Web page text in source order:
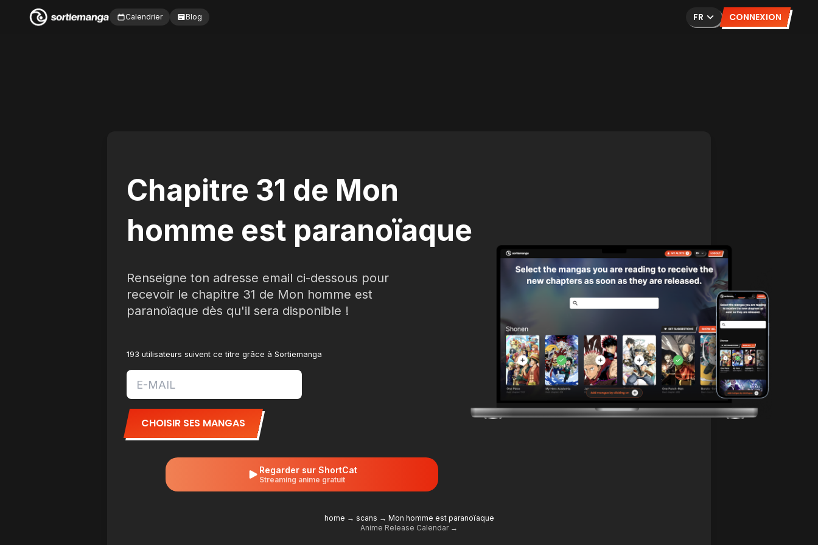
Calendrier Blog FR CONNEXION
Chapitre 31 de Mon
homme est paranoïaque
Renseigne ton adresse email ci-dessous pour
recevoir le chapitre 31 de Mon homme est
paranoïaque dès qu'il sera disponible !
193 utilisateurs suivent ce titre grâce à Sortiemanga
CHOISIR SES MANGAS
Regarder sur ShortCat
Streaming anime gratuit
home → scans → Mon homme est paranoïaque
Anime Release Calendar →